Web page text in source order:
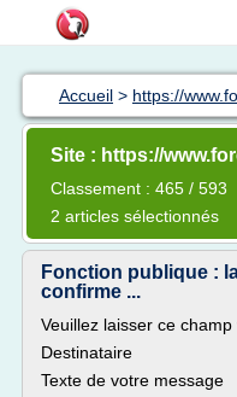
Accueil > https://
Site : https://
Classement : 465 / 593
2 articles sélectionnés
Fonction publique :
confirme ...
Veuillez laisser ce champ
Destinataire
Texte de votre message